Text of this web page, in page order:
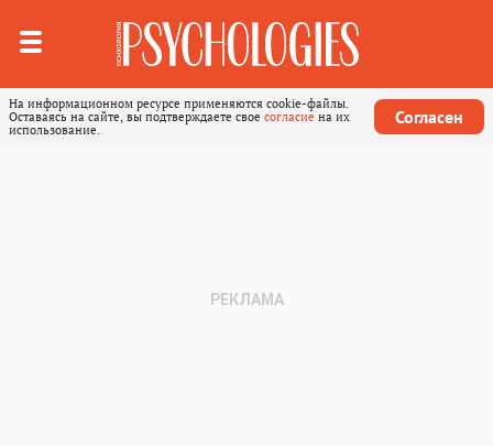
На информационном ресурсе применяются cookie-файлы.
Оставаясь на сайте, вы подтверждаете свое согласие на их
использование.
Согласен